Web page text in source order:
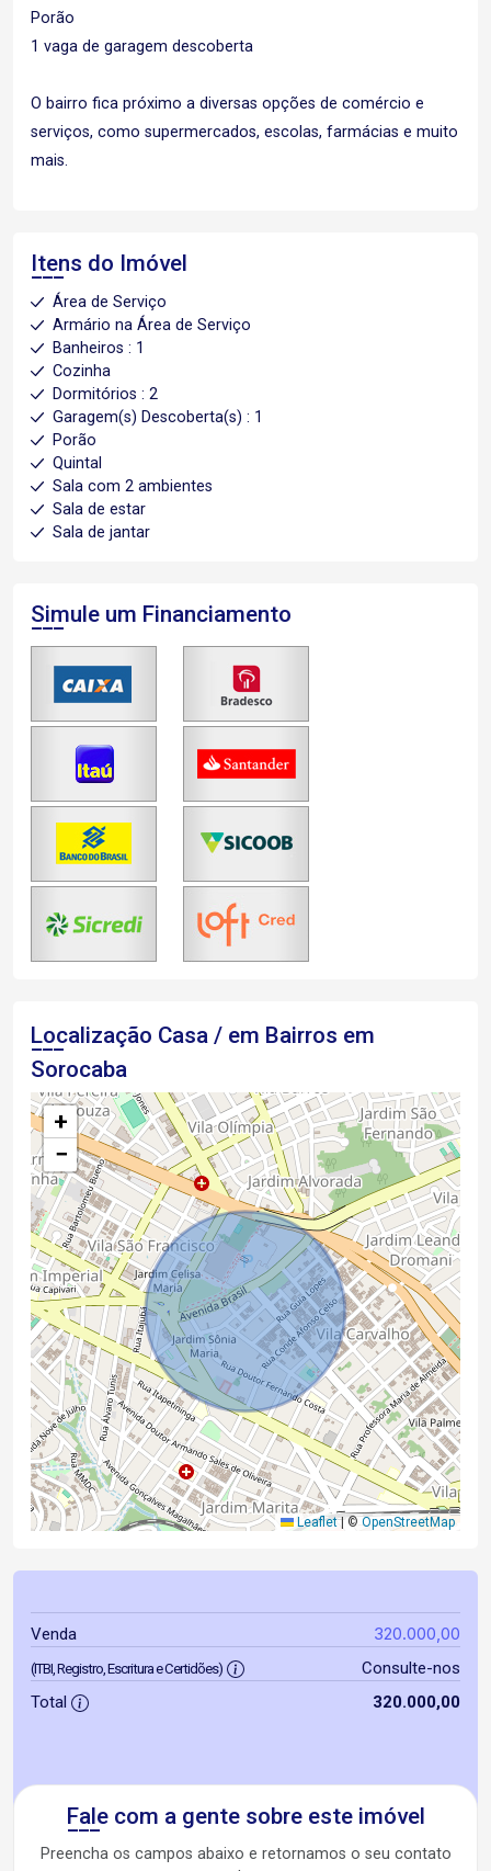
Porão
1 vaga de garagem descoberta
O bairro fica próximo a diversas opções de comércio e
serviços, como supermercados, escolas, farmácias e muito
mais.
Itens do Imóvel
Área de Serviço
Armário na Área de Serviço
Banheiros : 1
Cozinha
Dormitórios : 2
Garagem(s) Descoberta(s) : 1
Porão
Quintal
Sala com 2 ambientes
Sala de estar
Sala de jantar
Simule um Financiamento
Localização Casa / em Bairros em
Sorocaba
+
−
Leaflet | © OpenStreetMap
Venda 320.000,00
(ITBI, Registro, Escritura e Certidões)
Consulte-nos
Total
320.000,00
Fale com a gente sobre este imóvel
Preencha os campos abaixo e retornamos o seu contato